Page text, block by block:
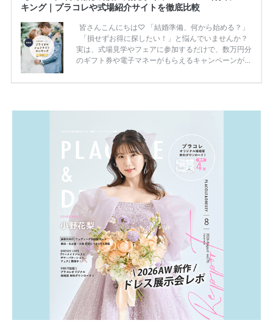
キング｜プラコレや式場紹介サイトを徹底比較
皆さんこんにちは♡ 「結婚準備、何から始める？」
「損せずお得に探したい！」と悩んでいませんか？
実は、式場見学やフェアに参加するだけで、数万円分
のギフト券や電子マネーがもらえるキャンペーンがあ
ため、比較せずに選ぶと損をしてしまうことも……。
一番お得？」「プラコレの特典は？」といった疑問も
解決します。 まずは診断で候補を絞れる「ウェディ
ング診断」か、体験型 […]続きを読む